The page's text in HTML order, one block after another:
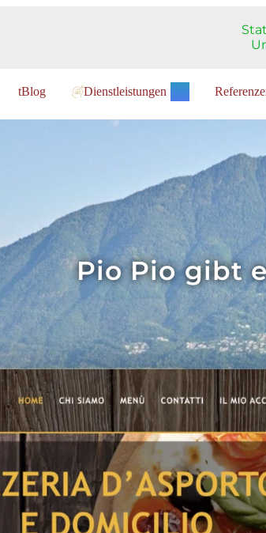
tBlog Dienstleistungen
Pio Pio gibt